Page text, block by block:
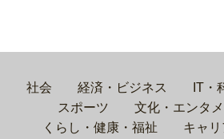
社会 経済・ビジネス IT・
スポーツ
文化・エンタメ
くらし・健康・福祉
キャ